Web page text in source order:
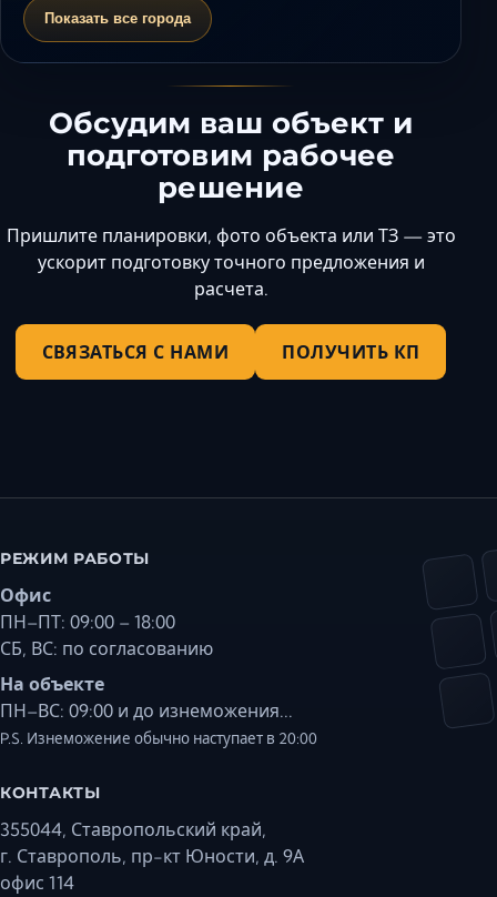
Показать все города
Обсудим ваш объект и
подготовим рабочее
решение
Пришлите планировки, фото объекта или ТЗ — это
ускорит подготовку точного предложения и
расчета.
СВЯЗАТЬСЯ С НАМИ ПОЛУЧИТЬ КП
РЕЖИМ РАБОТЫ
Офис
ПН–ПТ: 09:00 – 18:00
СБ, ВС: по согласованию
На объекте
ПН–ВС: 09:00 и до изнеможения...
P.S. Изнеможение обычно наступает в 20:00
КОНТАКТЫ
355044, Ставропольский край,
г. Ставрополь, пр-кт Юности, д. 9А
офис 114